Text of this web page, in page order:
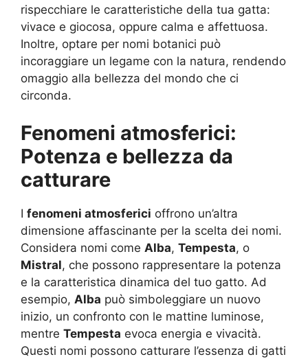
rispecchiare le caratteristiche della tua gatta:
vivace e giocosa, oppure calma e affettuosa.
Inoltre, optare per nomi botanici può
incoraggiare un legame con la natura, rendendo
omaggio alla bellezza del mondo che ci
circonda.
Fenomeni atmosferici:
Potenza e bellezza da
catturare
I fenomeni atmosferici offrono un’altra
dimensione affascinante per la scelta dei nomi.
Considera nomi come Alba, Tempesta, o
Mistral, che possono rappresentare la potenza
e la caratteristica dinamica del tuo gatto. Ad
esempio, Alba può simboleggiare un nuovo
inizio, un confronto con le mattine luminose,
mentre Tempesta evoca energia e vivacità.
Questi nomi possono catturare l’essenza di gatti